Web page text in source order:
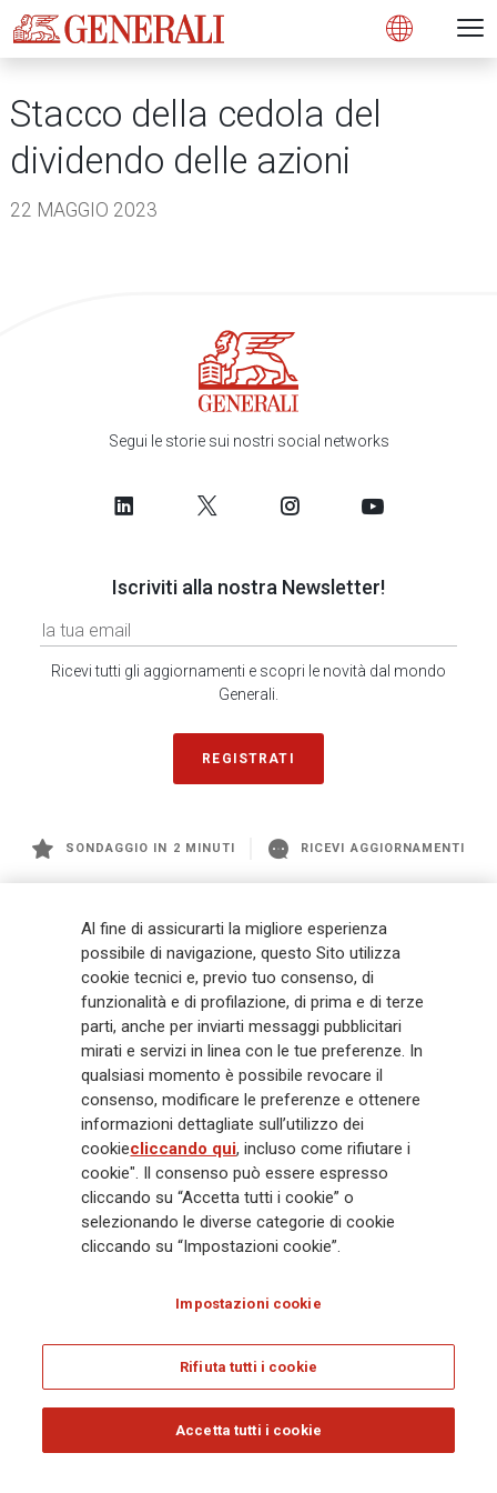
Open
Stacco della cedola del
dividendo delle azioni
22 MAGGIO 2023
Segui le storie sui nostri social networks
Iscriviti alla nostra Newsletter!
Ricevi tutti gli aggiornamenti e scopri le novità dal mondo
Generali.
REGISTRATI
SONDAGGIO IN 2 MINUTI RICEVI AGGIORNAMENTI
management a livello globale, con premi complessivi pari a € 98,1
miliardi e € 900 miliardi di AUM nel 2025. Fondato nel 1831, con oltre 88
mila dipendenti e 163 mila agenti che servono 75 milioni di clienti, il
Gruppo ha una posizione di leadership in Europa e una presenza
crescente in Asia e America. Al centro della strategia di Generali c'è il suo
impegno Lifetime Partner verso i clienti, realizzato attraverso soluzioni
innovative e personalizzate, un'esperienza cliente di prima classe e le sue
capacità di distribuzione globale digitalizzata. Il Gruppo ha
completamente integrato la sostenibilità in tutte le scelte strategiche, con
l'obiettivo di creare valore per tutti gli stakeholder mentre costruisce una
società più equa e resiliente.
Legal Info Cookie Policy Privacy & GDPR
Al fine di assicurarti la migliore esperienza
possibile di navigazione, questo Sito utilizza
cookie tecnici e, previo tuo consenso, di
funzionalità e di profilazione, di prima e di terze
parti, anche per inviarti messaggi pubblicitari
mirati e servizi in linea con le tue preferenze. In
qualsiasi momento è possibile revocare il
consenso, modificare le preferenze e ottenere
informazioni dettagliate sull’utilizzo dei
cookiecliccando qui, incluso come rifiutare i
cookie". Il consenso può essere espresso
cliccando su “Accetta tutti i cookie” o
selezionando le diverse categorie di cookie
cliccando su “Impostazioni cookie”.
Impostazioni cookie
Rifiuta tutti i cookie
Accetta tutti i cookie